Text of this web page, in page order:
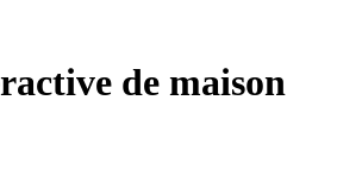
de maison